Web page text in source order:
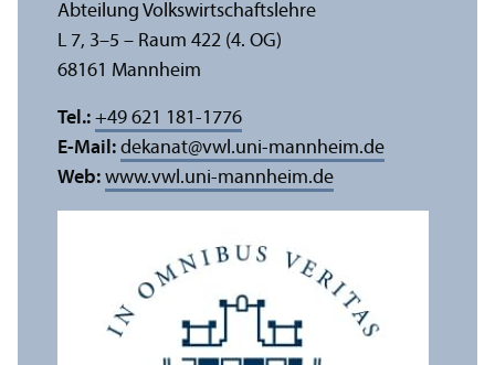
Abteilung Volkswirtschafts­lehre
L 7, 3–5 – Raum 422 (4. OG)
68161 Mannheim
Tel.: +49 621 181-1776
E-Mail: dekanat@vwl.uni-mannheim.de
Web: www.vwl.uni-mannheim.de